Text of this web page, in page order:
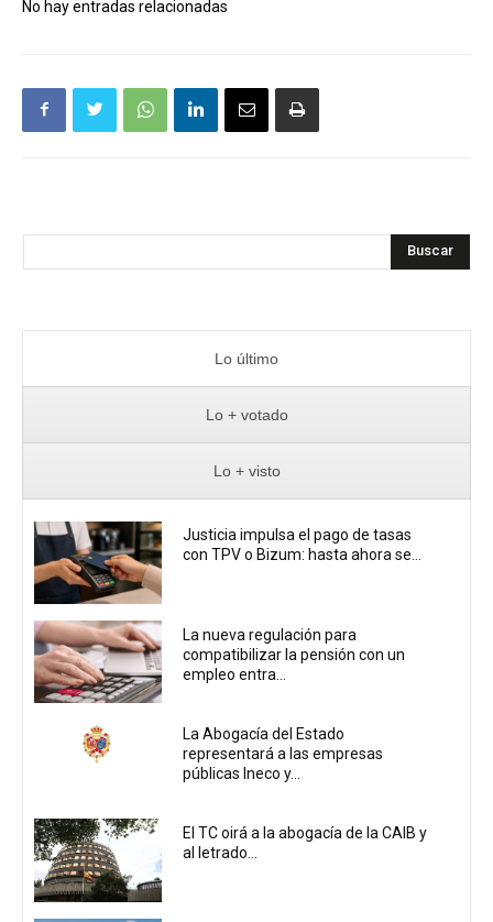
No hay entradas relacionadas
Buscar
Lo último
Lo + votado
Lo + visto
Justicia impulsa el pago de tasas
con TPV o Bizum: hasta ahora se...
La nueva regulación para
compatibilizar la pensión con un
empleo entra...
La Abogacía del Estado
representará a las empresas
públicas Ineco y...
El TC oirá a la abogacía de la CAIB y
al letrado...